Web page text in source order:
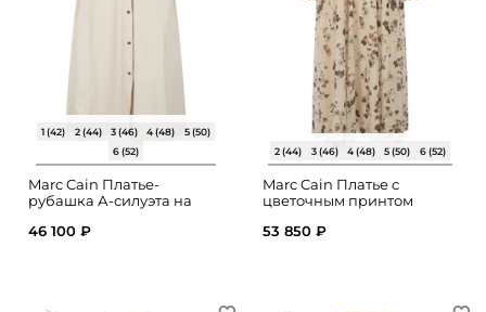
1 (42) 2 (44) 3 (46) 4 (48)
5 (50)
6 (52)
Marc Cain Платье-
рубашка А-силуэта на
46 100 ₽
2 (44) 3 (46) 4 (48) 5 (50) 6 (52)
Marc Cain Платье с
цветочным принтом
53 850 ₽